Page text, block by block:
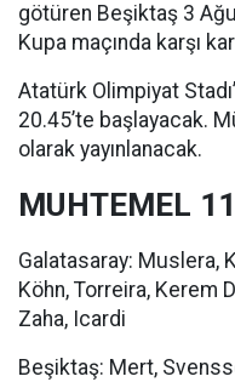
götüren Beşiktaş 3
Kupa maçında karşı
Atatürk Olimpiyat
20.45’te başlayacak.
olarak yayınlanacak.
MUHTEMEL
Galatasaray: Muslera,
Köhn, Torreira, Kerem
Zaha, Icardi
Beşiktaş: Mert,